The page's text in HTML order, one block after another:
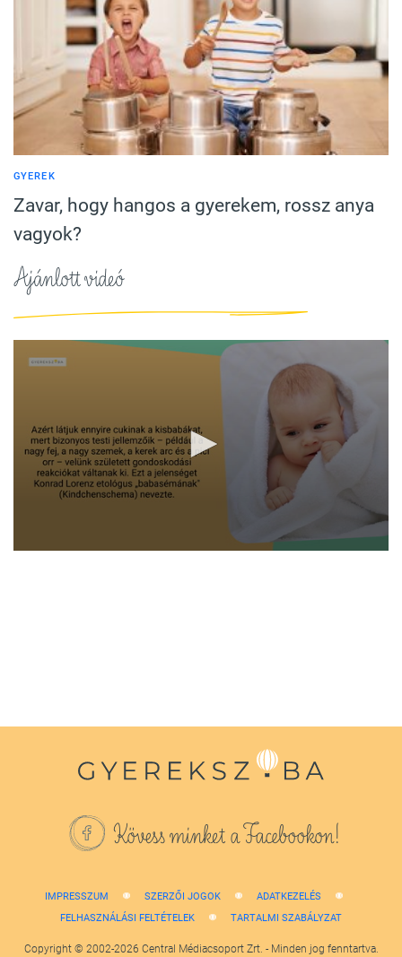
GYEREK
Zavar, hogy hangos a gyerekem, rossz anya
vagyok?
Ajánlott videó
Kövess minket a Facebookon!
IMPRESSZUM SZERZŐI JOGOK
ADATKEZELÉS
FELHASZNÁLÁSI FELTÉTELEK
TARTALMI SZABÁLYZAT
Copyright © 2002-2026 Central Médiacsoport Zrt. - Minden jog fenntartva.